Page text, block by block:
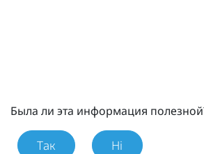
Была ли эта информация
Так Ні